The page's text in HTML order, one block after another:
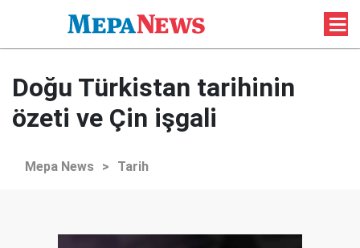
Doğu Türkistan tarihinin
özeti ve Çin işgali
Mepa News > Tarih